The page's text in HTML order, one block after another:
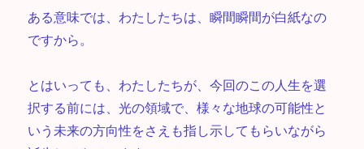
ある意味では、わたしたちは、瞬間瞬間が白紙なの
ですから。
とはいっても、わたしたちが、今回のこの人生を選
択する前には、光の領域で、様々な地球の可能性と
いう未来の方向性をさえも指し示してもらいながら